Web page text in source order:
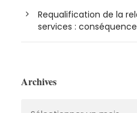
Requalification de la
services :
Archives